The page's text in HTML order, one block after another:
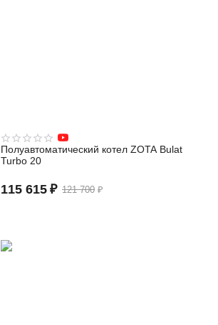
Полуавтоматический котел ZOTA Bulat
Turbo 20
121 700 ₽
115 615 ₽